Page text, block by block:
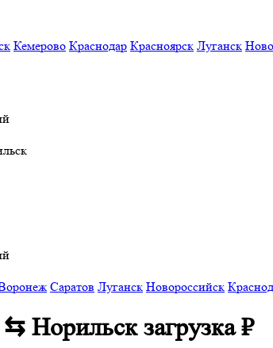
Кемерово Краснодар Красноярск Луганск
Саратов Луганск Новороссийск
⇆ Норильскзагрузка₽